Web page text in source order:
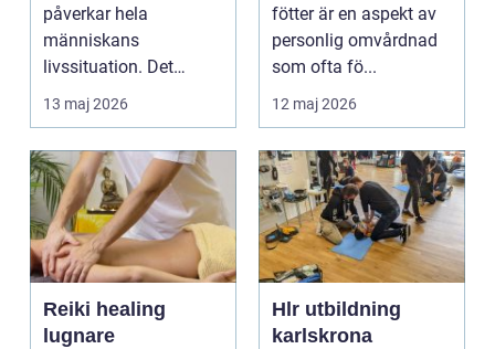
påverkar hela
människans
livssituation. Det
handlar sällan bara
om alkohol, narkoti...
13 maj 2026
fötter är en aspekt av
personlig omvårdnad
som ofta fö...
12 maj 2026
Reiki healing
lugnare
Hlr utbildning
karlskrona